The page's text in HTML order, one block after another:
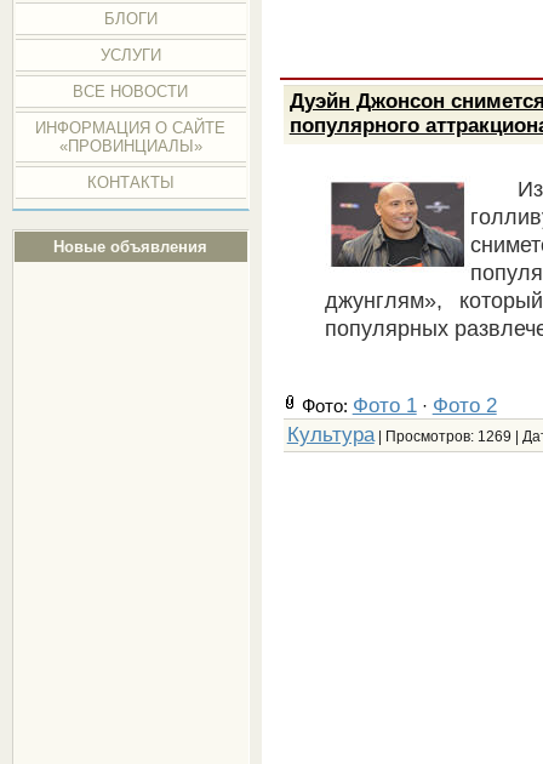
БЛОГИ
УСЛУГИ
ВСЕ НОВОСТИ
ИНФОРМАЦИЯ О САЙТЕ
«ПРОВИНЦИАЛЫ»
КОНТАКТЫ
Новые объявления
Дуэйн Джонсон
популярного
джунглям»,
популярных
Фото: Фото 1· Фото 2
Культура| Просмотров: 1269 |